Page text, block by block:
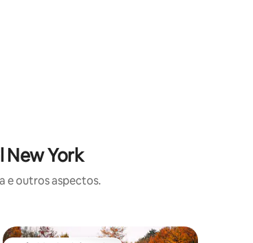
New York
e outros aspectos.